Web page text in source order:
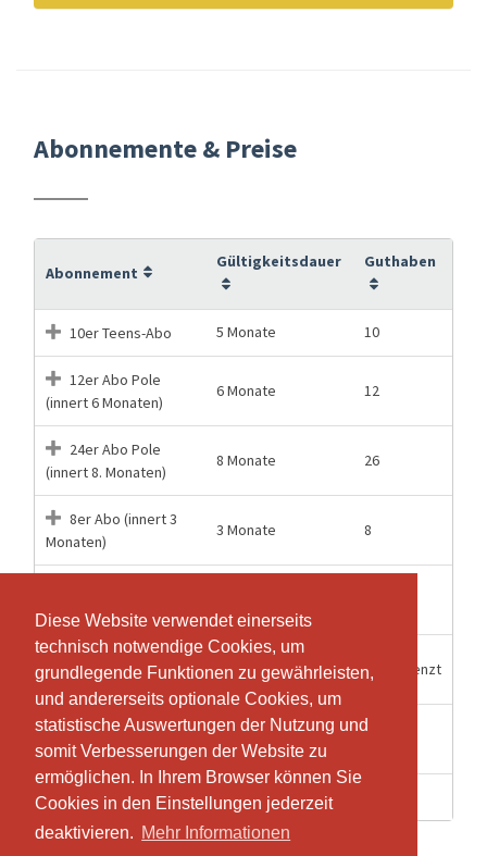
Diese Website verwendet einerseits
technisch notwendige Cookies, um
grundlegende Funktionen zu gewährleisten,
und andererseits optionale Cookies, um
statistische Auswertungen der Nutzung und
somit Verbesserungen der Website zu
ermöglichen. In Ihrem Browser können Sie
Cookies in den Einstellungen jederzeit
deaktivieren. Mehr Informationen
Diese Website verwendet einerseits
technisch notwendige Cookies, um
grundlegende Funktionen zu gewährleisten,
und andererseits optionale Cookies, um
statistische Auswertungen der Nutzung und
somit Verbesserungen der Website zu
ermöglichen. In Ihrem Browser können Sie
Cookies in den Einstellungen jederzeit
deaktivieren. Mehr Informationen
Abonnemente & Preise
Abonnement
Gültigkeitsdauer Guthaben
10er Teens-Abo 5 Monate 10
12er Abo Pole
(innert 6 Monaten)
6 Monate 12
24er Abo Pole
(innert 8. Monaten)
8 Monate 26
8er Abo (innert 3
Monaten)
3 Monate 8
Dance
Jahres Abo Teens
Pole Dance
12 Monate Unbegrenzt
Privatstunde Pole
Dance
Schnupperstunde 2 Wochen